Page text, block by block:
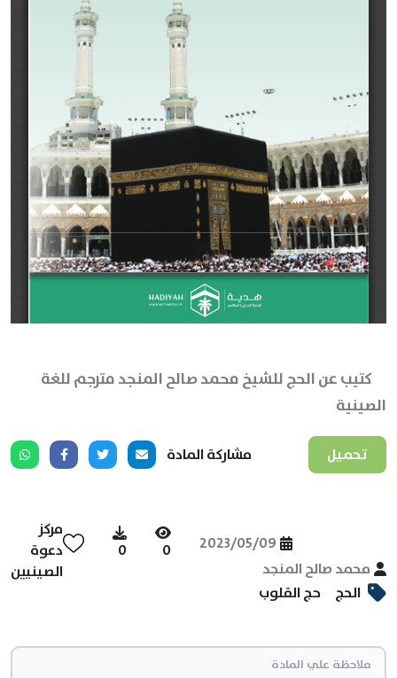
كتيب عن الحج للشيخ محمد صالح المنجد مترجم للغة
الصينية
تحميل مشاركة المادة
محمد صالح المنجد
2023/05/09
0
0
مركز
دعوة
الصينيين
الحج
حج القلوب